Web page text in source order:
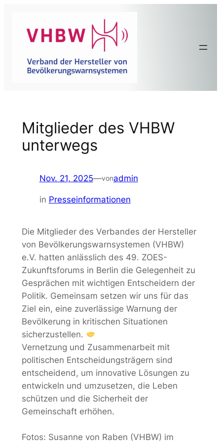
springen
Mitglieder des VHBW
unterwegs
Nov. 21, 2025—vonadmin
in Presseinformationen
Die Mitglieder des Verbandes der Hersteller
von Bevölkerungswarnsystemen (VHBW)
e.V. hatten anlässlich des 49. ZOES-
Zukunftsforums in Berlin die Gelegenheit zu
Gesprächen mit wichtigen Entscheidern der
Politik. Gemeinsam setzen wir uns für das
Ziel ein, eine zuverlässige Warnung der
Bevölkerung in kritischen Situationen
sicherzustellen.
Vernetzung und Zusammenarbeit mit
politischen Entscheidungsträgern sind
entscheidend, um innovative Lösungen zu
entwickeln und umzusetzen, die Leben
schützen und die Sicherheit der
Gemeinschaft erhöhen.
Fotos: Susanne von Raben (VHBW) im